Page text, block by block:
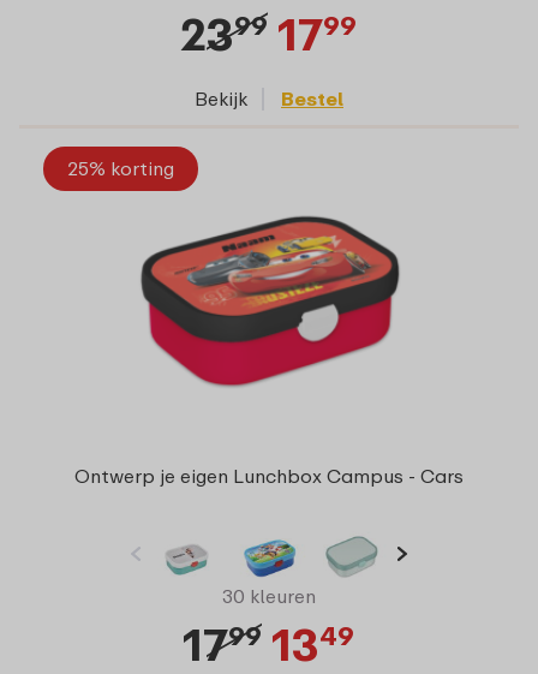
2399 1799
Bekijk Bestel
25% korting
Ontwerp je eigen Lunchbox Campus - Cars
30 kleuren
1799 1349